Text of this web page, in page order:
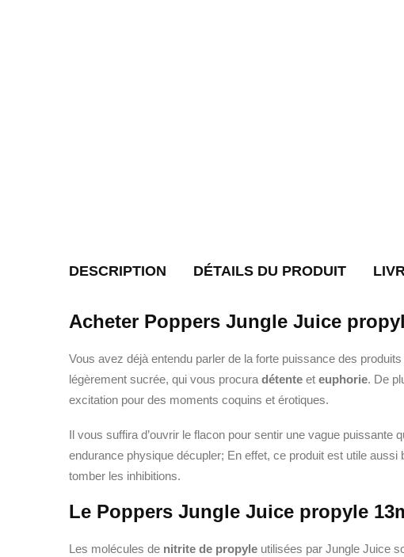
DESCRIPTION DÉTAILS DU PRODUIT
Acheter Poppers Jungle Juice
Vous avez déjà entendu parler de la forte puissance des
légèrement sucrée, qui vous procura détente et euphorie. De
excitation pour des moments coquins et érotiques.
Il vous suffira d’ouvrir le flacon pour sentir une vague
endurance physique décupler; En effet, ce produit est utile aussi
tomber les inhibitions.
Le Poppers Jungle Juice propyle
Les molécules de nitrite de propyle utilisées par Jungle Juice